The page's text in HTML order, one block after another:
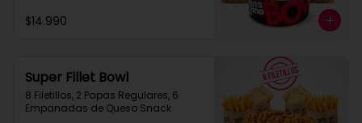
$14.990
Super Fillet Bowl
8 Filetillos, 2 Papas Regulares, 6
Empanadas de Queso Snack